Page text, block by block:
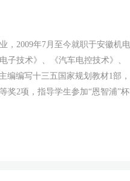
，2009年7月至今就职于安徽机
子技术》、《汽车电控技术》
编编写十三五国家规划教材1部
2项，指导学生参加“恩智浦”